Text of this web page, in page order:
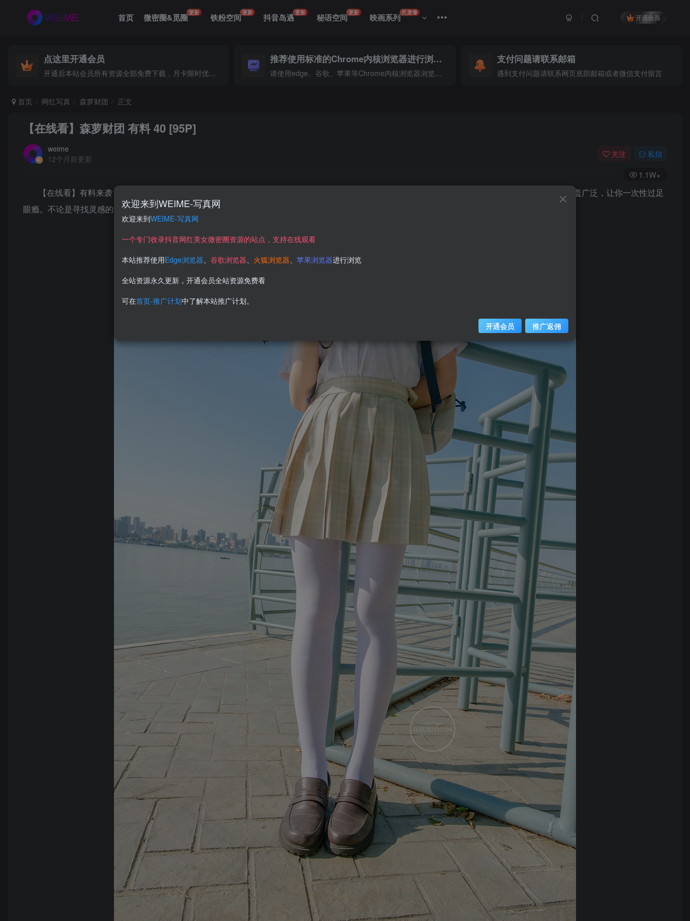
首页 微密圈&觅圈更新 铁粉空间更新 抖音岛遇更新 秘语空间更新 映画系列尺度🔞
开通会员
点这里开通会员
开通后本站会员所有资源全部免费下载，月卡限时优惠价低至29.9元，已更新500+个博主、9000+个资源，更多资源稳定更新中......
推荐使用标准的Chrome内核浏览器进行浏览本站
请使用edge、谷歌、苹果等Chrome内核浏览器浏览本站
支付问题请联系邮箱
遇到支付问题请联系网页底部邮箱或者微信支付留言
首页 网红写真 森萝财团 正文
【在线看】森萝财团 有料 40 [95P]
weime
12个月前更新
关注 私信
1.1W+
【在线看】有料来袭！本次分享精心准备了高达95张精彩纷呈的图片，每一帧都是视觉的盛宴。从自然风光到城市风貌，从人文纪实到艺术创意，涵盖广泛，让你一次性过足
眼瘾。不论是寻找灵感的设计师，还是热爱生活的探索者，这里都有你的菜。快来点击，开启一场说走就走的视觉旅行吧！
欢迎来到WEIME-写真网
欢迎来到WEIME-写真网
一个专门收录抖音网红美女微密圈资源的站点，支持在线观看
本站推荐使用Edge浏览器、 谷歌浏览器、 火狐浏览器、 苹果浏览器进行浏览
全站资源永久更新，开通会员全站资源免费看
可在首页-推广计划中了解本站推广计划。
开通会员 推广返佣